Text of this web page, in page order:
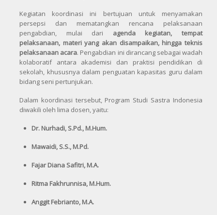
Kegiatan koordinasi ini bertujuan untuk menyamakan
persepsi dan mematangkan rencana pelaksanaan
pengabdian, mulai dari agenda kegiatan, tempat
pelaksanaan, materi yang akan disampaikan, hingga teknis
pelaksanaan acara. Pengabdian ini dirancang sebagai wadah
kolaboratif antara akademisi dan praktisi pendidikan di
sekolah, khususnya dalam penguatan kapasitas guru dalam
bidang seni pertunjukan.
Dalam koordinasi tersebut, Program Studi Sastra Indonesia
diwakili oleh lima dosen, yaitu:
Dr. Nurhadi, S.Pd., M.Hum.
Mawaidi, S.S., M.Pd.
Fajar Diana Safitri, M.A.
Ritma Fakhrunnisa, M.Hum.
Anggit Febrianto, M.A.